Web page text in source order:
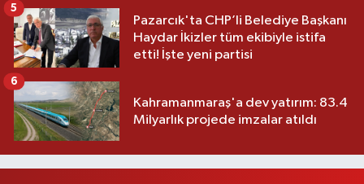
Pazarcık'ta CHP’li Belediye Başkanı
Haydar İkizler tüm ekibiyle istifa
etti! İşte yeni partisi
5
Kahramanmaraş'a dev yatırım: 83.4
Milyarlık projede imzalar atıldı
6